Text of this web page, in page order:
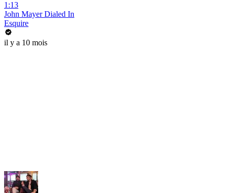
1:13
John Mayer Dialed In
Esquire
il y a 10 mois